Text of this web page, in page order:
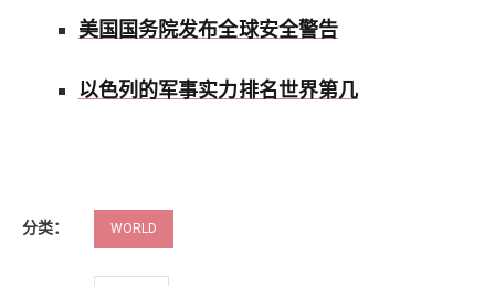
美国国务院发布全球安全警告
以色列的军事实力排名世界第几
分类： WORLD